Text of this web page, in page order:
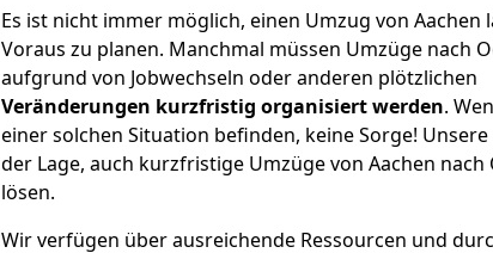
Es ist nicht immer möglich, einen Umzug von Aachen
Voraus zu planen. Manchmal müssen Umzüge nach
aufgrund von Jobwechseln oder anderen plötzlichen
Veränderungen kurzfristig organisiert werden.
einer solchen Situation befinden, keine Sorge! Unsere
der Lage, auch kurzfristige Umzüge von Aachen nach
lösen.
Wir verfügen über ausreichende Ressourcen und